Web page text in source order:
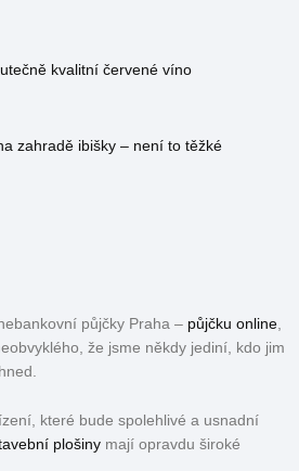
kvalitní červené víno
zahradě ibišky – není to těžké
půjčky Praha – půjčku online
že jsme někdy jediní, kdo jim
které bude spolehlivé a usnadní
plošiny mají opravdu široké